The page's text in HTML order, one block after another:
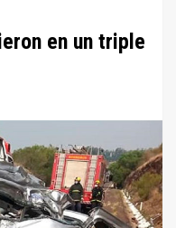
en un triple